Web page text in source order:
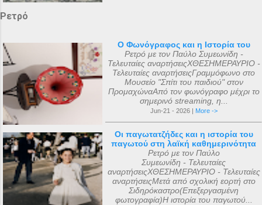
Ρετρό
Ο Φωνόγραφος και η Ιστορία του
Ρετρό με τον Παύλο Συμεωνίδη -
Τελευταίες αναρτήσειςΧΘΕΣΗΜΕΡΑΥΡΙΟ -
Τελευταίες αναρτήσειςΓραμμόφωνο στο
Μουσείο "Σπίτι του παιδιού" στον
ΠρομαχώναΑπό τον φωνόγραφο μέχρι το
σημερινό streaming, η...
Jun-21 - 2026 | More ->
Οι παγωτατζήδες και η ιστορία του
παγωτού στη λαϊκή καθημερινότητα
Ρετρό με τον Παύλο
Συμεωνίδη - Τελευταίες
αναρτήσειςΧΘΕΣΗΜΕΡΑΥΡΙΟ - Τελευταίες
αναρτήσειςΜετά από σχολική εορτή στο
Σιδηρόκαστρο(Επεξεργασμένη
φωτογραφία)Η ιστορία του παγωτού...